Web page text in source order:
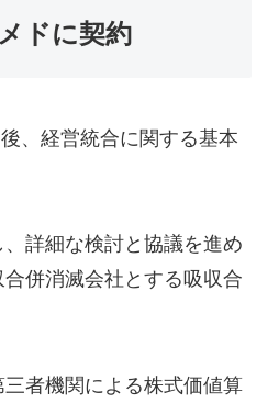
ドに契約
、経営統合に関する基本
詳細な検討と協議を進め
併消滅会社とする吸収合
者機関による株式価値算